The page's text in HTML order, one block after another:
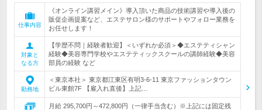
仕事内容
《オンライン講習メイン》導入頂いた商品の技術講習や導入後の
販促企画提案など、エステサロン様のサポートやフォロー業務を
お任せします！
対象と
なる方
【学歴不問｜経験者歓迎】＜いずれか必須＞◆エステティシャン
経験◆美容専門学校やエステティックスクールの講師経験◆美容
部員の経験 など
勤務地
＜東京本社＞ 東京都江東区有明3-6-11 東京ファッションタウン
ビル東館7F 【雇入れ直後】上記…
月給 295,700円～472,800円（一律手当含む）※上記には固定残